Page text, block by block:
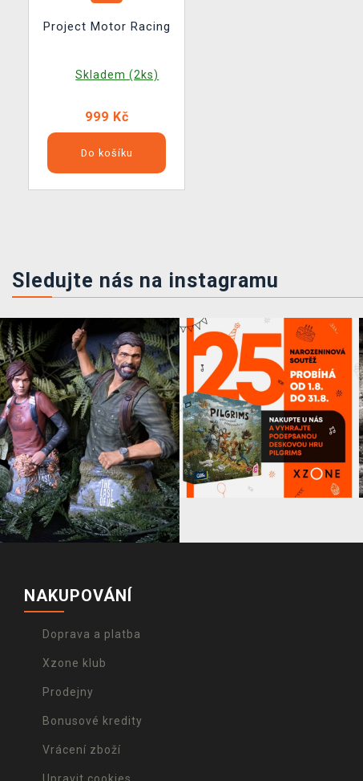
Project Motor Racing
Skladem (2ks)
999 Kč
Do košíku
Sledujte nás na instagramu
NAKUPOVÁNÍ
Doprava a platba
Xzone klub
Prodejny
Bonusové kredity
Vrácení zboží